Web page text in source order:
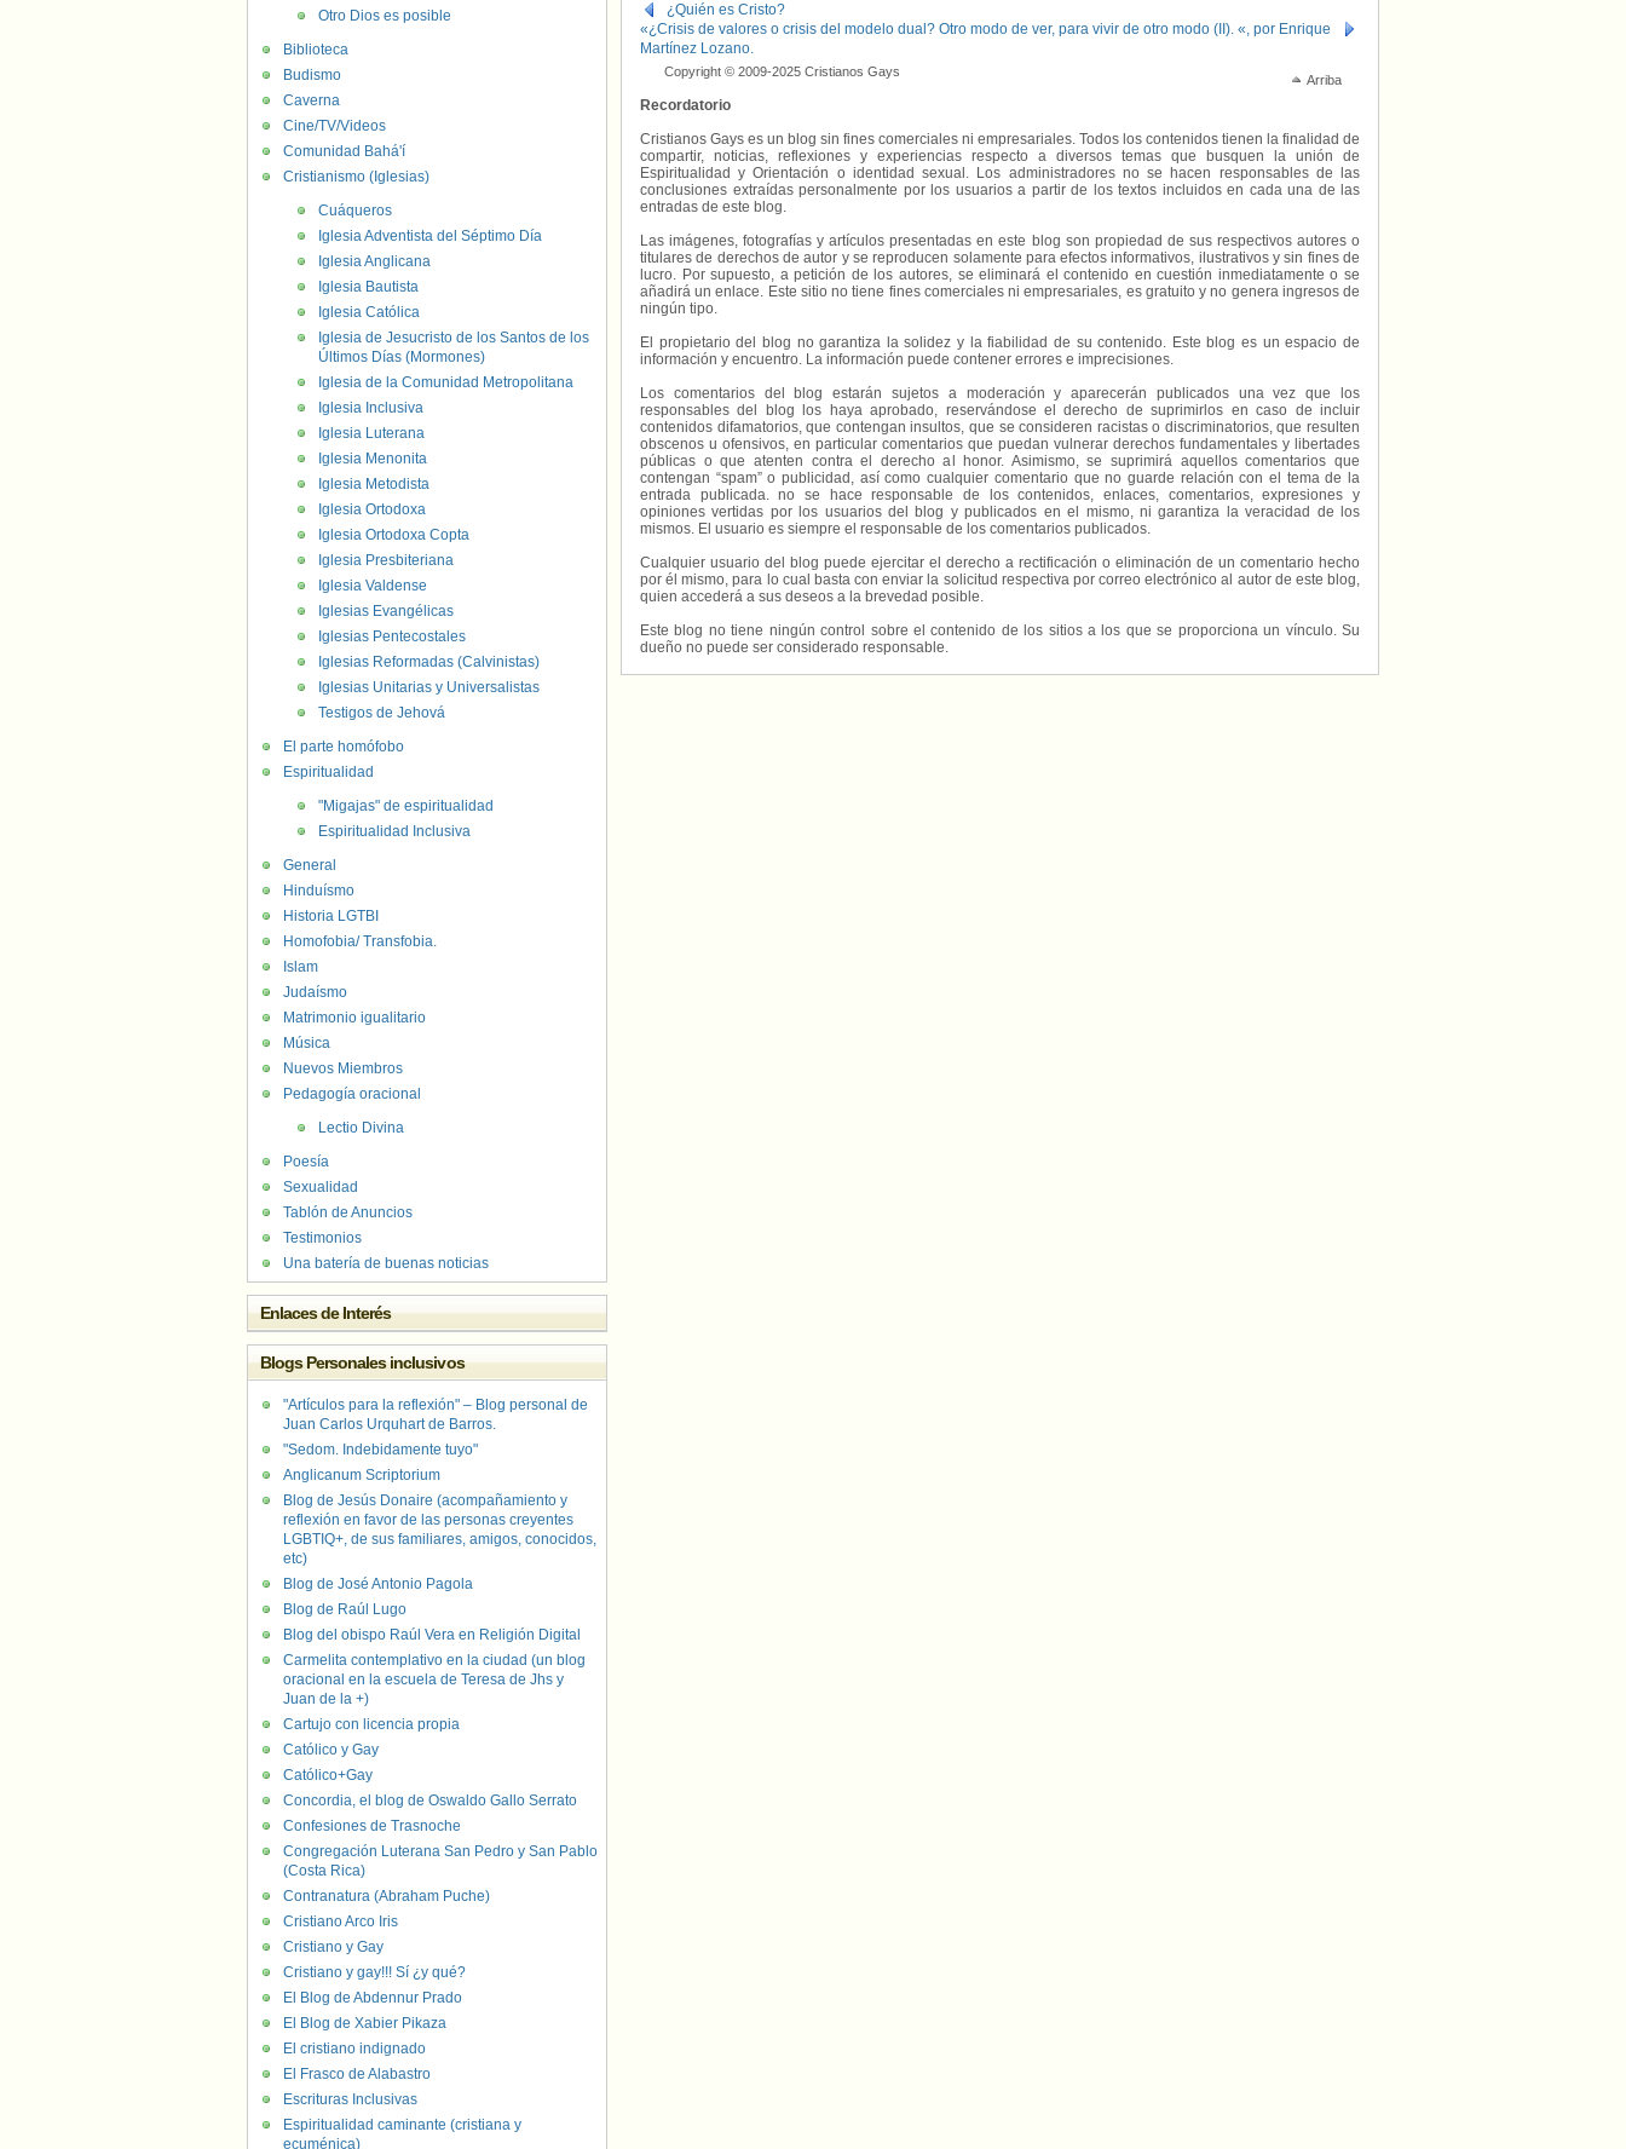
¿Quién es Cristo?
«¿Crisis de valores o crisis del modelo dual? Otro modo de ver, para vivir de otro modo (II). «, por Enrique
Martínez Lozano.
Arriba
Copyright © 2009-2025 Cristianos Gays
Recordatorio
Cristianos Gays es un blog sin fines comerciales ni empresariales. Todos los contenidos tienen la finalidad de
compartir, noticias, reflexiones y experiencias respecto a diversos temas que busquen la unión de
Espiritualidad y Orientación o identidad sexual. Los administradores no se hacen responsables de las
conclusiones extraídas personalmente por los usuarios a partir de los textos incluidos en cada una de las
entradas de este blog.
Las imágenes, fotografías y artículos presentadas en este blog son propiedad de sus respectivos autores o
titulares de derechos de autor y se reproducen solamente para efectos informativos, ilustrativos y sin fines de
lucro. Por supuesto, a petición de los autores, se eliminará el contenido en cuestión inmediatamente o se
añadirá un enlace. Este sitio no tiene fines comerciales ni empresariales, es gratuito y no genera ingresos de
ningún tipo.
El propietario del blog no garantiza la solidez y la fiabilidad de su contenido. Este blog es un espacio de
información y encuentro. La información puede contener errores e imprecisiones.
Los comentarios del blog estarán sujetos a moderación y aparecerán publicados una vez que los
responsables del blog los haya aprobado, reservándose el derecho de suprimirlos en caso de incluir
contenidos difamatorios, que contengan insultos, que se consideren racistas o discriminatorios, que resulten
obscenos u ofensivos, en particular comentarios que puedan vulnerar derechos fundamentales y libertades
públicas o que atenten contra el derecho al honor. Asimismo, se suprimirá aquellos comentarios que
contengan “spam” o publicidad, así como cualquier comentario que no guarde relación con el tema de la
entrada publicada. no se hace responsable de los contenidos, enlaces, comentarios, expresiones y
opiniones vertidas por los usuarios del blog y publicados en el mismo, ni garantiza la veracidad de los
mismos. El usuario es siempre el responsable de los comentarios publicados.
Cualquier usuario del blog puede ejercitar el derecho a rectificación o eliminación de un comentario hecho
por él mismo, para lo cual basta con enviar la solicitud respectiva por correo electrónico al autor de este blog,
quien accederá a sus deseos a la brevedad posible.
Este blog no tiene ningún control sobre el contenido de los sitios a los que se proporciona un vínculo. Su
dueño no puede ser considerado responsable.
Otro Dios es posible
Biblioteca
Budismo
Caverna
Cine/TV/Videos
Comunidad Bahá'í
Cristianismo (Iglesias)
Cuáqueros
Iglesia Adventista del Séptimo Día
Iglesia Anglicana
Iglesia Bautista
Iglesia Católica
Iglesia de Jesucristo de los Santos de los
Últimos Días (Mormones)
Iglesia de la Comunidad Metropolitana
Iglesia Inclusiva
Iglesia Luterana
Iglesia Menonita
Iglesia Metodista
Iglesia Ortodoxa
Iglesia Ortodoxa Copta
Iglesia Presbiteriana
Iglesia Valdense
Iglesias Evangélicas
Iglesias Pentecostales
Iglesias Reformadas (Calvinistas)
Iglesias Unitarias y Universalistas
Testigos de Jehová
El parte homófobo
Espiritualidad
"Migajas" de espiritualidad
Espiritualidad Inclusiva
General
Hinduísmo
Historia LGTBI
Homofobia/ Transfobia.
Islam
Judaísmo
Matrimonio igualitario
Música
Nuevos Miembros
Pedagogía oracional
Lectio Divina
Poesía
Sexualidad
Tablón de Anuncios
Testimonios
Una batería de buenas noticias
Enlaces de Interés
Blogs Personales inclusivos
"Artículos para la reflexión" – Blog personal de
Juan Carlos Urquhart de Barros.
"Sedom. Indebidamente tuyo"
Anglicanum Scriptorium
Blog de Jesús Donaire (acompañamiento y
reflexión en favor de las personas creyentes
LGBTIQ+, de sus familiares, amigos, conocidos,
etc)
Blog de José Antonio Pagola
Blog de Raúl Lugo
Blog del obispo Raúl Vera en Religión Digital
Carmelita contemplativo en la ciudad (un blog
oracional en la escuela de Teresa de Jhs y
Juan de la +)
Cartujo con licencia propia
Católico y Gay
Católico+Gay
Concordia, el blog de Oswaldo Gallo Serrato
Confesiones de Trasnoche
Congregación Luterana San Pedro y San Pablo
(Costa Rica)
Contranatura (Abraham Puche)
Cristiano Arco Iris
Cristiano y Gay
Cristiano y gay!!! Sí ¿y qué?
El Blog de Abdennur Prado
El Blog de Xabier Pikaza
El cristiano indignado
El Frasco de Alabastro
Escrituras Inclusivas
Espiritualidad caminante (cristiana y
ecuménica)